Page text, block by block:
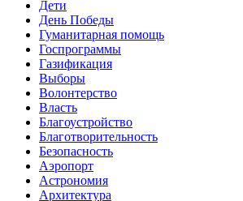
Дети
День Победы
Гуманитарная помощь
Госпрограммы
Газификация
Выборы
Волонтерство
Власть
Благоустройство
Благотворительность
Безопасность
Аэропорт
Астрономия
Архитектура